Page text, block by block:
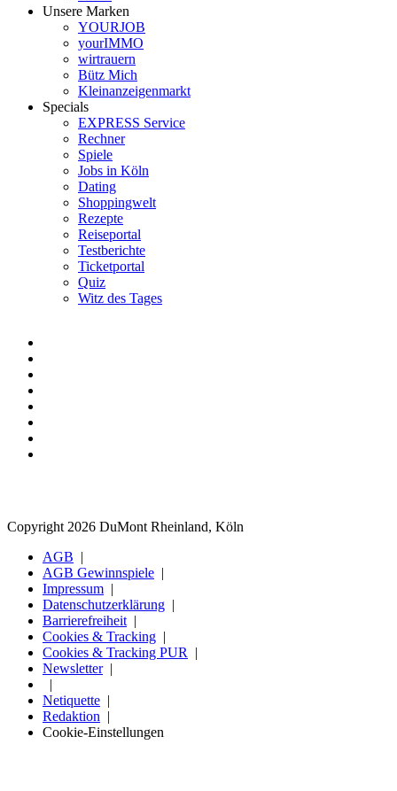
Unsere Marken
YOURJOB
yourIMMO
wirtrauern
Bütz Mich
Kleinanzeigenmarkt
Specials
EXPRESS Service
Rechner
Spiele
Jobs in Köln
Dating
Shoppingwelt
Rezepte
Reiseportal
Testberichte
Ticketportal
Quiz
Witz des Tages
Copyright 2026 DuMont Rheinland, Köln
AGB
AGB Gewinnspiele
Impressum
Datenschutzerklärung
Barrierefreiheit
Cookies & Tracking
Cookies & Tracking PUR
Newsletter
Netiquette
Redaktion
Cookie-Einstellungen